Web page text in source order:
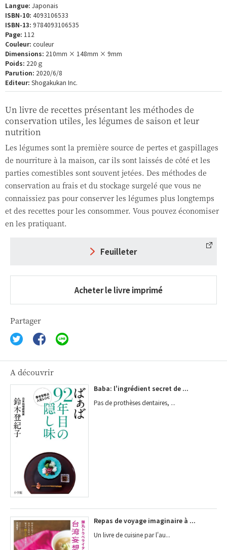
Langue: Japonais
ISBN-10: 4093106533
ISBN-13: 9784093106535
Page: 112
Couleur: couleur
Dimensions: 210mm × 148mm × 9mm
Poids: 220ｇ
Parution: 2020/6/8
Editeur: Shogakukan Inc.
Un livre de recettes présentant les méthodes de
conservation utiles, les légumes de saison et leur
nutrition
Les légumes sont la première source de pertes et gaspillages
de nourriture à la maison, car ils sont laissés de côté et les
parties comestibles sont souvent jetées. Des méthodes de
conservation au frais et du stockage surgelé que vous ne
connaissiez pas pour conserver les légumes plus longtemps
et des recettes pour les consommer. Vous pouvez économiser
en les pratiquant.
Feuilleter
Acheter le livre imprimé
Partager
A découvrir
Baba: l'ingrédient secret de ...
Pas de prothèses dentaires, ...
Repas de voyage imaginaire à ...
Un livre de cuisine par l'au...